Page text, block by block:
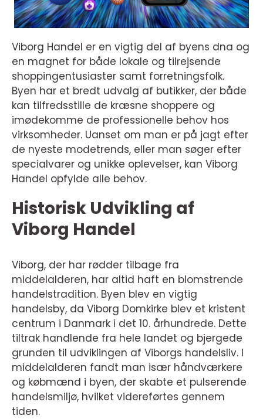
Viborg Handel er en vigtig del af byens dna og
en magnet for både lokale og tilrejsende
shoppingentusiaster samt forretningsfolk.
Byen har et bredt udvalg af butikker, der både
kan tilfredsstille de kræsne shoppere og
imødekomme de professionelle behov hos
virksomheder. Uanset om man er på jagt efter
de nyeste modetrends, eller man søger efter
specialvarer og unikke oplevelser, kan Viborg
Handel opfylde alle behov.
Historisk Udvikling af
Viborg Handel
Viborg, der har rødder tilbage fra
middelalderen, har altid haft en blomstrende
handelstradition. Byen blev en vigtig
handelsby, da Viborg Domkirke blev et kristent
centrum i Danmark i det 10. århundrede. Dette
tiltrak handlende fra hele landet og bjergede
grunden til udviklingen af Viborgs handelsliv. I
middelalderen fandt man især håndværkere
og købmænd i byen, der skabte et pulserende
handelsmiljø, hvilket videreførtes gennem
tiden.